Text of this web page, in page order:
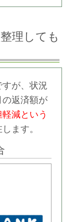
理しても
が、状況
返済額が
軽減という
ます。